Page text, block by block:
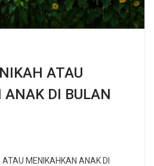
ATAU
DI BULAN
MENIKAHKAN ANAK DI